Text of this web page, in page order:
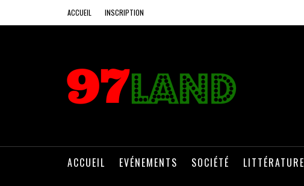
ACCUEIL INSCRIPTION
ACCUEIL EVÉNEMENTS SOCIÉTÉ LITTÉRATURE